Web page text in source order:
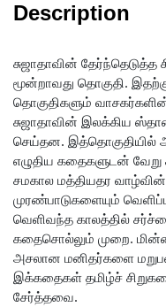
Description
சுஜாதாவின் தேர்ந்தெடுத்த
மூன்றாவது தொகுதி.
தொகுதிகளும்
சுஜாதாவின் இலக்கிய
செய்தன. இத்தொகுதியில்
எழுதிய கதைகளுடன்
சமகால மத்தியதர வாழ்வின்
முரண்பாடுகளையும்
வெளிவந்த காலத்தில்
கதைசொல்லும் முறை.
அசலான மனிதர்களை
இக்கதைகள் தமிழ்ச்
சேர்த்தவை.